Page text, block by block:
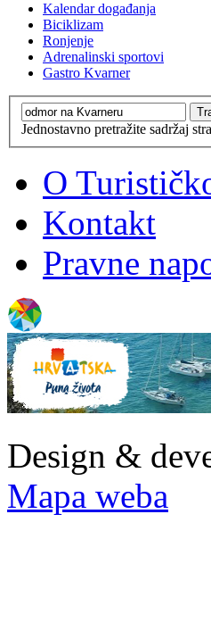
Kalendar događanja
Biciklizam
Ronjenje
Adrenalinski sportovi
Gastro Kvarner
Jednostavno pretražite sadržaj
O
Kontakt
Pravne
Design &
Mapa weba